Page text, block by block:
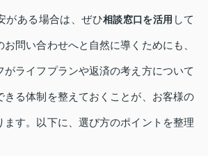
がある場合は、ぜひ相談窓口を活用 して
お問い合わせへと自然に導くためにも、
がライフプランや返済の考え方について
きる体制を整えておくことが、お客様の
ます。以下に、選び方のポイントを整理